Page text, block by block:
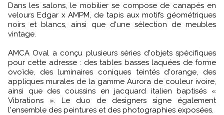
Dans les salons, le mobilier se compose de canapés en
velours Edgar x AMPM, de tapis aux motifs géométriques
noirs et blancs, ainsi que d'une sélection de meubles
vintage.
AMCA Oval a conçu plusieurs séries d'objets spécifiques
pour cette adresse : des tables basses laquées de forme
ovoïde, des luminaires coniques teintés d'orange, des
appliques murales de la gamme Aurora de couleur ivoire,
ainsi que des coussins en jacquard italien baptisés «
Vibrations ». Le duo de designers signe également
l'ensemble des peintures et des photographies exposées.